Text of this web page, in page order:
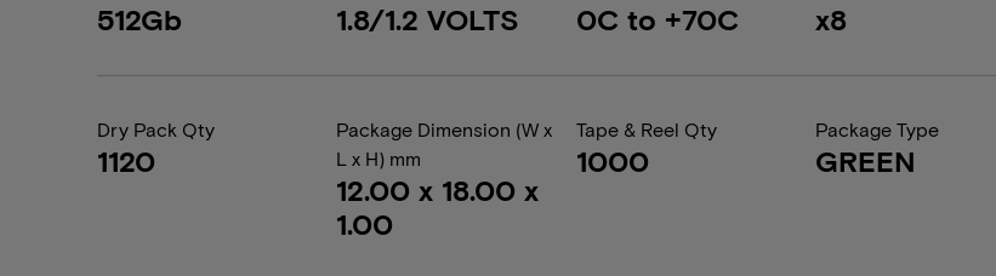
512Gb 1.8/1.2 VOLTS 0C to +70C x8
Dry Pack Qty
1120
Package Dimension (W x
L x H) mm
12.00 x 18.00 x
1.00
Tape & Reel Qty
1000
Package Type
GREEN